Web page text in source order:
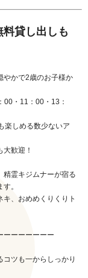
貸し出しも
やかで2歳のお子様か
・11：00・13：
楽しめる数少ないア
歓迎！
精霊キジムナーが宿る
。
、おめめくりくりト
ーーーーーーー
ツも一からしっかり